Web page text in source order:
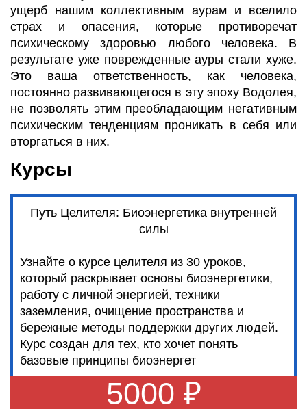
ущерб нашим коллективным аурам и вселило
страх и опасения, которые противоречат
психическому здоровью любого человека. В
результате уже поврежденные ауры стали хуже.
Это ваша ответственность, как человека,
постоянно развивающегося в эту эпоху Водолея,
не позволять этим преобладающим негативным
психическим тенденциям проникать в себя или
вторгаться в них.
Курсы
Путь Целителя: Биоэнергетика внутренней
силы
Узнайте о курсе целителя из 30 уроков,
который раскрывает основы биоэнергетики,
работу с личной энергией, техники
заземления, очищение пространства и
бережные методы поддержки других людей.
Курс создан для тех, кто хочет понять
базовые принципы биоэнергет
5000 ₽